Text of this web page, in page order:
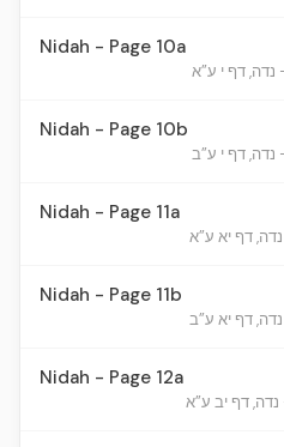
Nidah - Page 10a
Nidah - Page 10b
Nidah - Page 11a
Nidah - Page 11b
Nidah - Page 12a